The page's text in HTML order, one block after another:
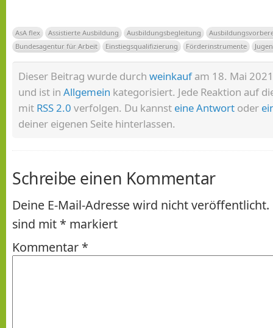
AsA flex Assistierte Ausbildung Ausbildungsbegleitung
Bundesagentur für Arbeit
Einstiegsqualifizierung Förderinstrumente
Dieser Beitrag wurde durch weinkaufam 18. Mai
und ist in Allgemein kategorisiert. Jede Reaktion auf
mit RSS 2.0 verfolgen. Du kannst eine Antwort oder
deiner eigenen Seite hinterlassen.
Schreibe einen Kommentar
Deine E-Mail-Adresse wird nicht veröffentlicht.
sind mit * markiert
Kommentar *